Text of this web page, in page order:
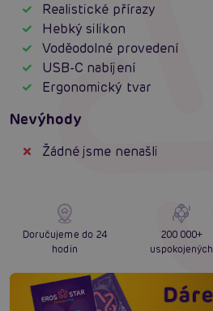
Realistické přírazy
Hebký silikon
Voděodolné provedení
USB-C nabíjení
Ergonomický tvar
Nevýhody
Žádné jsme nenašli
Doručujeme do 24
hodin
200 000+
uspokojených